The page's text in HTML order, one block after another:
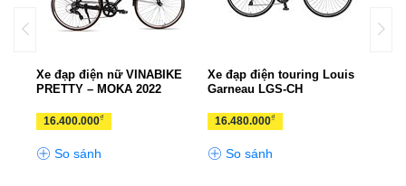
Xe đạp điện nữ VINABIKE
PRETTY – MOKA 2022
16.400.000₫
So sánh
Xe đạp điện touring Louis
Garneau LGS-CH
16.480.000₫
So sánh